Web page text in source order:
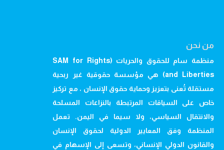
من نحن
منظمة سام للحقوق والحريات (SAM for Rights
and Liberties) هي مؤسسة حقوقية غير ربحية
مستقلة تُعنى بتعزيز وحماية حقوق الإنسان ، مع تركيز
خاص على السياقات المرتبطة بالنزاعات المسلحة
والانتقال السياسي، ولا سيما في اليمن. تعمل
المنظمة وفق المعايير الدولية لحقوق الإنسان
والقانون الدولي الإنساني، وتسعى إلى الإسهام في